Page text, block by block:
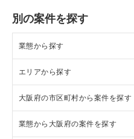
別の案件を探す
業態から探す
ラーメンの居抜き売却物件の案
フランス料理の居抜き売却物件
イタリア料理の居抜き売却物件
エリアから探す
東京23区の飲食店の居抜き売却
東京都下の飲食店の居抜き売却
大阪府の市区町村から案件を探す
大阪市北区の飲食店の居抜き売
業態から大阪府の案件を探す